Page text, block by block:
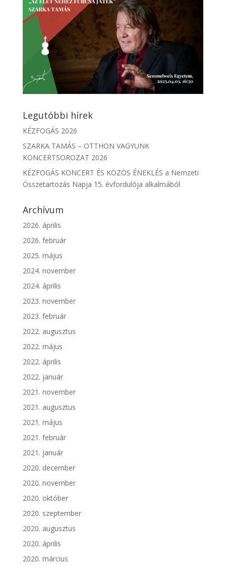
Legutóbbi hírek
KÉZFOGÁS 2026
SZARKA TAMÁS – OTTHON VAGYUNK
KONCERTSOROZAT 2026
KÉZFOGÁS KONCERT ÉS KÖZÖS ÉNEKLÉS a Nemzeti
Összetartozás Napja 15. évfordulója alkalmából
Archívum
2026. április
2026. február
2025. május
2024. november
2024. április
2023. november
2023. február
2022. augusztus
2022. május
2022. április
2022. január
2021. november
2021. augusztus
2021. május
2021. február
2021. január
2020. december
2020. november
2020. október
2020. szeptember
2020. augusztus
2020. április
2020. március